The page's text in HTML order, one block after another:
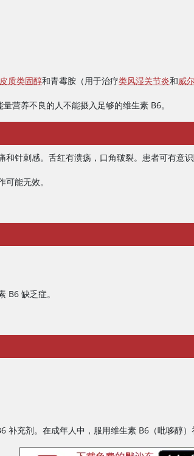
皮质类固醇和青霉胺（用于治疗类风湿关节炎和威
营养不良的人不能摄入足够的维生素 B6。
针刺感。舌红有溃疡，口角皲裂。患者可有意识
能无效。
B6 缺乏症。
充剂。在成年人中，服用维生素 B6（吡哆醇）